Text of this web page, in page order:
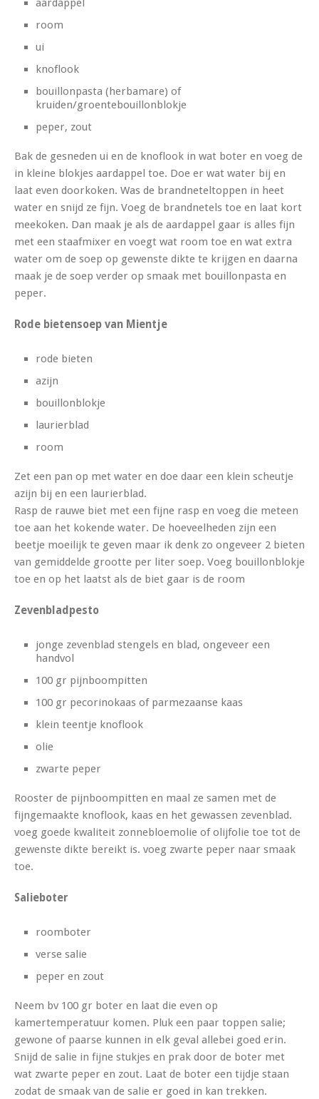
room
ui
knoflook
bouillonpasta (herbamare) of
kruiden/groentebouillonblokje
peper, zout
Bak de gesneden ui en de knoflook in wat boter en voeg de
in kleine blokjes aardappel toe. Doe er wat water bij en
laat even doorkoken. Was de brandneteltoppen in heet
water en snijd ze fijn. Voeg de brandnetels toe en laat kort
meekoken. Dan maak je als de aardappel gaar is alles fijn
met een staafmixer en voegt wat room toe en wat extra
water om de soep op gewenste dikte te krijgen en daarna
maak je de soep verder op smaak met bouillonpasta en
peper.
Rode bietensoep van Mientje
rode bieten
azijn
bouillonblokje
laurierblad
room
Zet een pan op met water en doe daar een klein scheutje
azijn bij en een laurierblad.
Rasp de rauwe biet met een fijne rasp en voeg die meteen
toe aan het kokende water. De hoeveelheden zijn een
beetje moeilijk te geven maar ik denk zo ongeveer 2 bieten
van gemiddelde grootte per liter soep. Voeg bouillonblokje
toe en op het laatst als de biet gaar is de room
Zevenbladpesto
jonge zevenblad stengels en blad, ongeveer een
handvol
100 gr pijnboompitten
100 gr pecorinokaas of parmezaanse kaas
klein teentje knoflook
olie
zwarte peper
Rooster de pijnboompitten en maal ze samen met de
fijngemaakte knoflook, kaas en het gewassen zevenblad.
voeg goede kwaliteit zonnebloemolie of olijfolie toe tot de
gewenste dikte bereikt is. voeg zwarte peper naar smaak
toe.
Salieboter
roomboter
verse salie
peper en zout
Neem bv 100 gr boter en laat die even op
kamertemperatuur komen. Pluk een paar toppen salie;
gewone of paarse kunnen in elk geval allebei goed erin.
Snijd de salie in fijne stukjes en prak door de boter met
wat zwarte peper en zout. Laat de boter een tijdje staan
zodat de smaak van de salie er goed in kan trekken.